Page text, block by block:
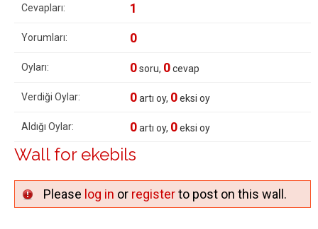
Cevapları: 1
Yorumları: 0
Oyları: 0soru, 0cevap
Verdiği Oylar: 0artı oy, 0eksi oy
Aldığı Oylar: 0artı oy, 0eksi oy
Wall for ekebils
Please log in or registerto post on this wall.